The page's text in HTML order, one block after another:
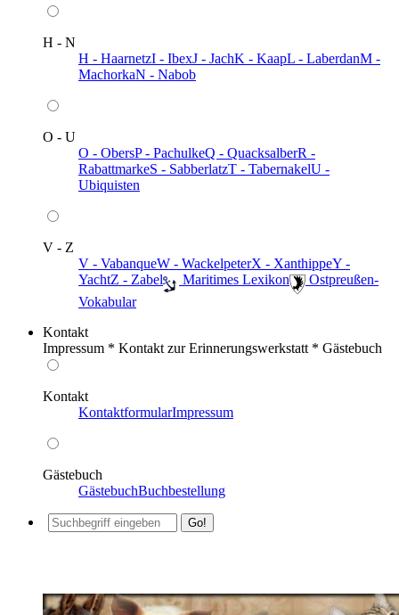
H - N
H - HaarnetzI - IbexJ - JachK - KaapL - LaberdanM -
MachorkaN - Nabob
O - U
O - ObersP - PachulkeQ - QuacksalberR -
RabattmarkeS - SabberlatzT - TabernakelU -
Ubiquisten
V - Z
V - VabanqueW - WackelpeterX - XanthippeY -
YachtZ - Zabel ️ Maritimes Lexikon
️ Ostpreußen-
Vokabular
Kontakt
Impressum * Kontakt zur Erinnerungswerkstatt * Gästebuch
Kontakt
KontaktformularImpressum
Gästebuch
GästebuchBuchbestellung